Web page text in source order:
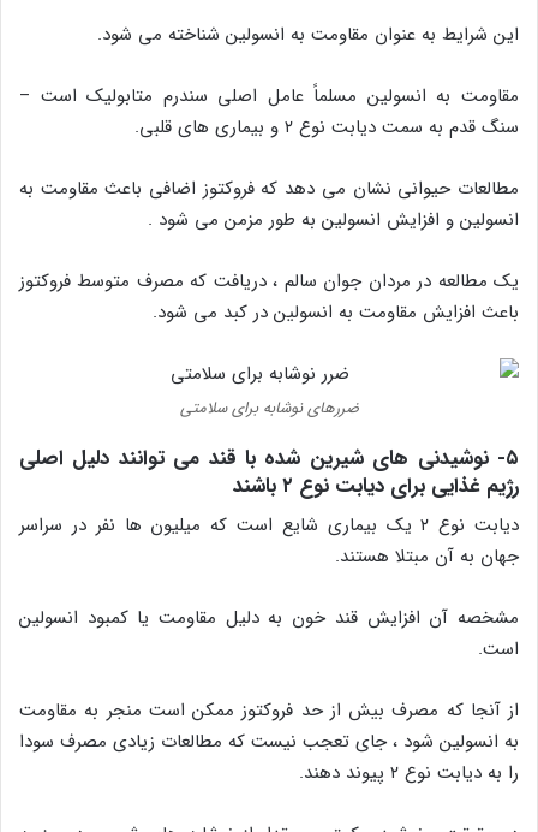
این شرایط به عنوان مقاومت به انسولین شناخته می شود.
مقاومت به انسولین مسلماً عامل اصلی سندرم متابولیک است –
سنگ قدم به سمت دیابت نوع ۲ و بیماری های قلبی.
مطالعات حیوانی نشان می دهد که فروکتوز اضافی باعث مقاومت به
انسولین و افزایش انسولین به طور مزمن می شود .
یک مطالعه در مردان جوان سالم ، دریافت که مصرف متوسط ​​فروکتوز
باعث افزایش مقاومت به انسولین در کبد می شود.
ضررهای نوشابه برای سلامتی
۵- نوشیدنی های شیرین شده با قند می توانند دلیل اصلی
رژیم غذایی برای دیابت نوع ۲ باشند
دیابت نوع ۲ یک بیماری شایع است که میلیون ها نفر در سراسر
جهان به آن مبتلا هستند.
مشخصه آن افزایش قند خون به دلیل مقاومت یا کمبود انسولین
است.
از آنجا که مصرف بیش از حد فروکتوز ممکن است منجر به مقاومت
به انسولین شود ، جای تعجب نیست که مطالعات زیادی مصرف سودا
را به دیابت نوع ۲ پیوند دهند.